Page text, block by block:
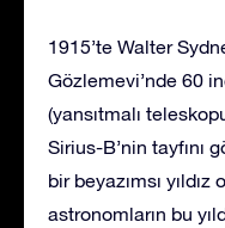
1915’te Walter
Gözlemevi’nde 60
(yansıtmalı
Sirius-B’nin tayfını
bir beyazımsı
astronomların bu